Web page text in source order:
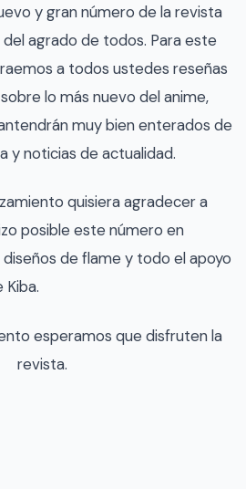
y gran número de la revista
agrado de todos. Para este
a todos ustedes reseñas
lo más nuevo del anime,
muy bien enterados de
y noticias de actualidad.
quisiera agradecer a
posible este número en
de flame y todo el apoyo
Kiba.
esperamos que disfruten la
revista.